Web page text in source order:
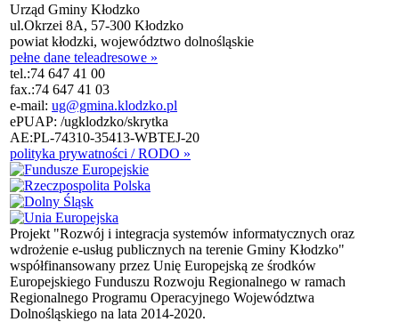
Urząd Gminy Kłodzko
ul.Okrzei 8A, 57-300 Kłodzko
powiat kłodzki, województwo dolnośląskie
pełne dane teleadresowe »
tel.:74 647 41 00
fax.:74 647 41 03
e-mail: ug@gmina.klodzko.pl
ePUAP: /ugklodzko/skrytka
AE:PL-74310-35413-WBTEJ-20
polityka prywatności / RODO »
Projekt "Rozwój i integracja systemów informatycznych oraz
wdrożenie e-usług publicznych na terenie Gminy Kłodzko"
współfinansowany przez Unię Europejską ze środków
Europejskiego Funduszu Rozwoju Regionalnego w ramach
Regionalnego Programu Operacyjnego Województwa
Dolnośląskiego na lata 2014-2020.